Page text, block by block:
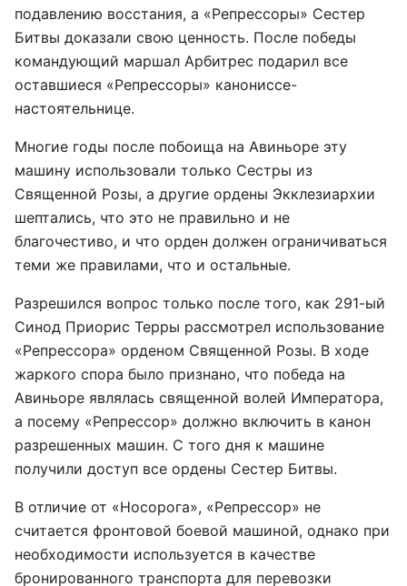
подавлению восстания, а «Репрессоры» Сестер
Битвы доказали свою ценность. После победы
командующий маршал Арбитрес подарил все
оставшиеся «Репрессоры» канониссе-
настоятельнице.
Многие годы после побоища на Авиньоре эту
машину использовали только Сестры из
Священной Розы, а другие ордены Экклезиархии
шептались, что это не правильно и не
благочестиво, и что орден должен ограничиваться
теми же правилами, что и остальные.
Разрешился вопрос только после того, как 291-ый
Синод Приорис Терры рассмотрел использование
«Репрессора» орденом Священной Розы. В ходе
жаркого спора было признано, что победа на
Авиньоре являлась священной волей Императора,
а посему «Репрессор» должно включить в канон
разрешенных машин. С того дня к машине
получили доступ все ордены Сестер Битвы.
В отличие от «Носорога», «Репрессор» не
считается фронтовой боевой машиной, однако при
необходимости используется в качестве
бронированного транспорта для перевозки